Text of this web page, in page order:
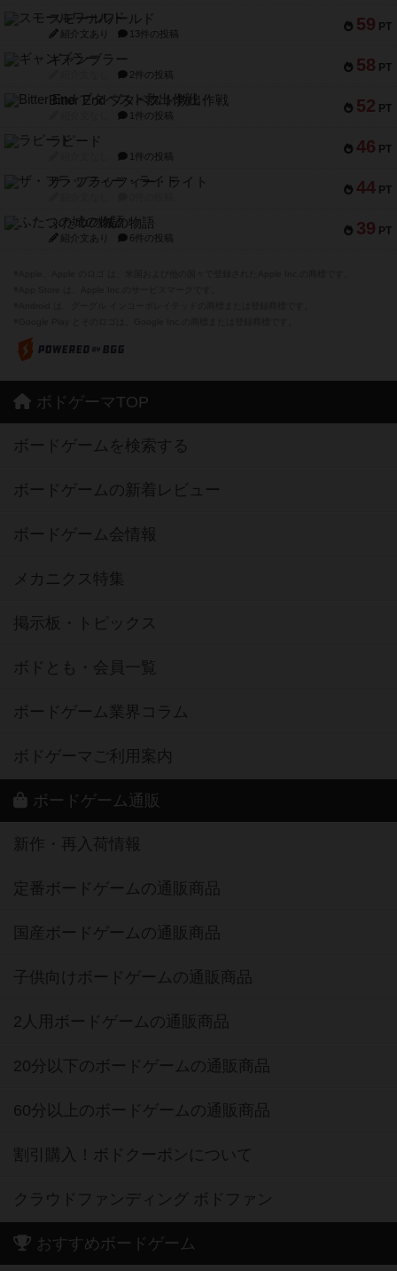
59 PT
スモールワールド
紹介文あり 13件の投稿
58 PT
ギャンブラー
2件の投稿
52 PT
Bitter End ブタペスト救出作戦
1件の投稿
46 PT
ラピード
1件の投稿
44 PT
ザ・フラッフィー・ライト
39 PT
ふたつの城の物語
紹介文あり 6件の投稿
ボドゲーマTOP
ボードゲームを検索する
ボードゲームの新着レビュー
ボードゲーム会情報
メカニクス特集
掲示板・トピックス
ボドとも・会員一覧
ボードゲーム業界コラム
ボドゲーマご利用案内
ボードゲーム通販
新作・再入荷情報
定番ボードゲームの通販商品
国産ボードゲームの通販商品
子供向けボードゲームの通販商品
2人用ボードゲームの通販商品
20分以下のボードゲームの通販商品
60分以上のボードゲームの通販商品
割引購入！ボドクーポンについて
クラウドファンディング ボドファン
おすすめボードゲーム